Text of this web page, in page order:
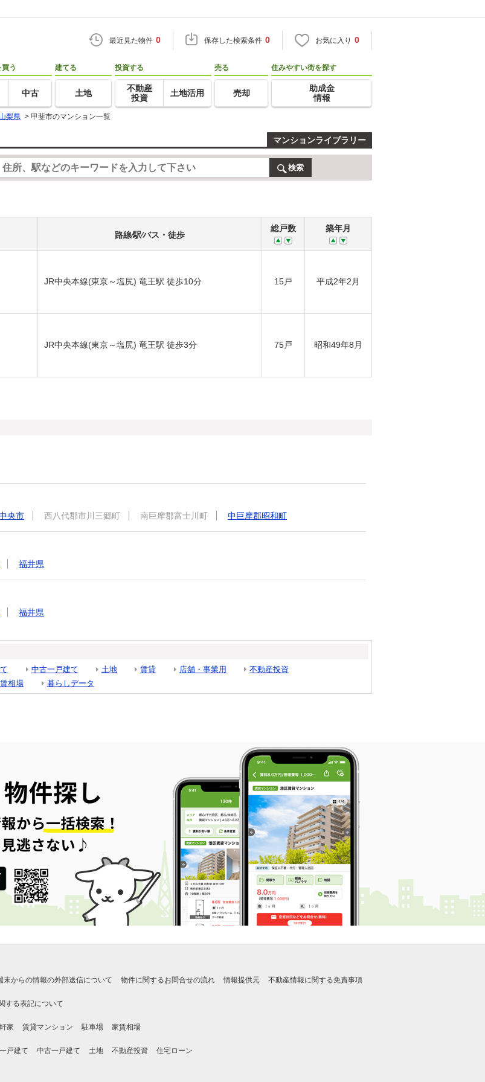
最近見た物件 0 保存した検索条件 0 お気に入り 0
う
中古
建てる
土地
投資する
不動産
投資
土地活用
売る
売却
住みやすい街を探す
助成金
情報
梨県 > 甲斐市のマンション一覧
マンションライブラリー
検索
路線⁄駅⁄バス・徒歩
総戸数 築年月
JR中央本線(東京～塩尻) 竜王駅 徒歩10分 15戸 平成2年2月
JR中央本線(東京～塩尻) 竜王駅 徒歩3分 75戸 昭和49年8月
央市 西八代郡市川三郷町 南巨摩郡富士川町 中巨摩郡昭和町
福井県
福井県
中古一戸建て 土地 賃貸 店舗・事業用
不動産投資
相場 暮らしデータ
末からの情報の外部送信について 物件に関するお問合せの流れ 情報提供元 不動産情報に関する免責事項
する表記について
家 賃貸マンション 駐車場 家賃相場
戸建て 中古一戸建て 土地 不動産投資 住宅ローン